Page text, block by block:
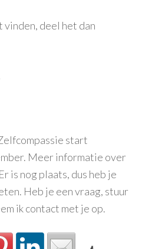
deel het dan
start
Meer informatie over
is nog plaats, dus heb je
Heb je een vraag, stuur
ik contact met je op.